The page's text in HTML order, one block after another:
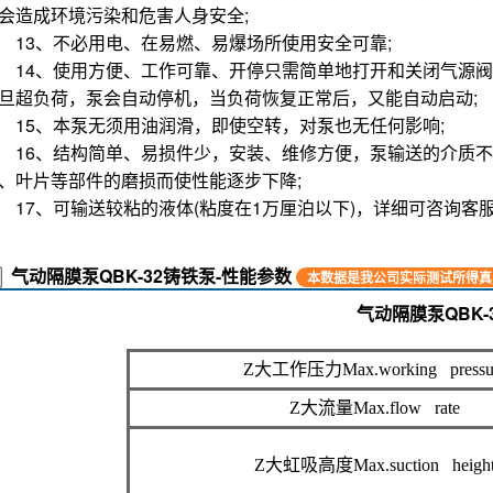
所有部件可在不打开液体腔的情况上进行更换;
铝质部件经阳G氧化处理并附环氧涂层;
换向阀无需润滑;
一种换向阀适合多种规格的泵;
气路畅通，从½“到3“泵的气路部分绝无障碍，保证换灵活;
与其它的双隔膜泵相比，活部件非常少;
不需灌引水，Z大自吸达5.48米，扬程达到84米，出口压
、通过性能好，允许通过Z大颗粒直径4.8毫米。抽送泥浆
无旋转部件，无轴封，隔膜将抽送的介质与泵的运动部件
造成环境污染和危害人身安全;
、不必用电、在易燃、易爆场所使用安全可靠;
、使用方便、工作可靠、开停只需简单地打开和关闭气源
旦超负荷，泵会自动停机，当负荷恢复正常后，又能自动启动;
、本泵无须用油润滑，即使空转，对泵也无任何影响;
、结构简单、易损件少，安装、维修方便，泵输送的介质
、叶片等部件的磨损而使性能逐步下降;
、可输送较粘的液体(粘度在1万厘泊以下)，详细可咨询客